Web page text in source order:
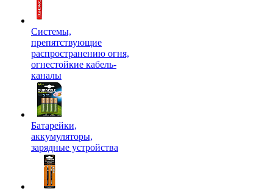
Системы,
препятствующие
распространению огня,
огнестойкие кабель-
каналы
Батарейки,
аккумуляторы,
зарядные устройства